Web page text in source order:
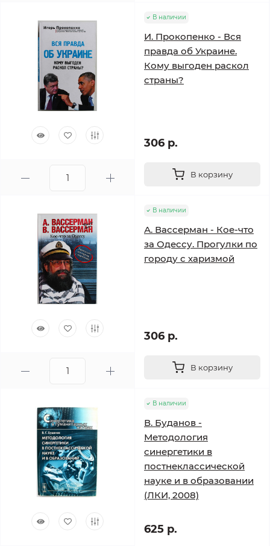
В наличии
И. Прокопенко - Вся
правда об Украине.
Кому выгоден раскол
страны?
306 р.
В корзину
В наличии
А. Вассерман - Кое-что
за Одессу. Прогулки по
городу с харизмой
306 р.
В корзину
В наличии
В. Буданов -
Методология
синергетики в
постнеклассической
науке и в образовании
(ЛКИ, 2008)
625 р.